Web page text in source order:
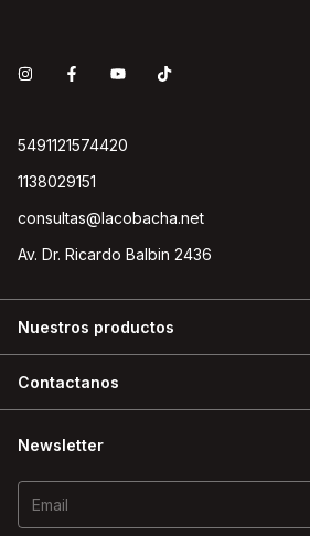
5491121574420
1138029151
consultas@lacobacha.net
Av. Dr. Ricardo Balbin 2436
Nuestros productos
Contactanos
Newsletter